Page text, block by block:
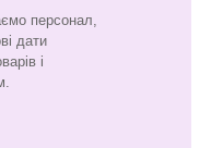
персонал,
дати
і